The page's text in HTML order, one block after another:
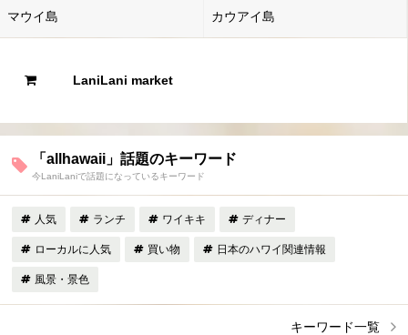
マウイ島 カウアイ島
LaniLani market
「allhawaii」話題のキーワード
今LaniLaniで話題になっているキーワード
人気 ランチ ワイキキ ディナー
ローカルに人気 買い物 日本のハワイ関連情報
風景・景色
キーワード一覧